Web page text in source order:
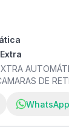
DE
WhatsApp